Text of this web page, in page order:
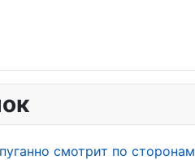
смотрит по сторонам